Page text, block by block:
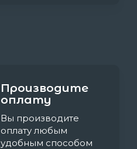
Производите
оплату
Вы производите
оплату любым
удобным способом